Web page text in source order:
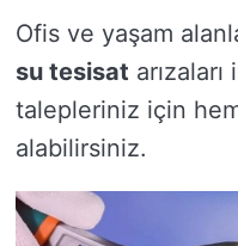
Ofis ve yaşam
su tesisat
talepleriniz için
alabilirsiniz.